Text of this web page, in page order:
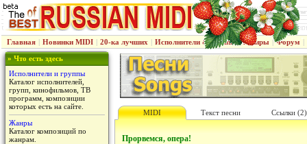
Главная | Новинки MIDI | 20-ка лучших | Исполнители & группы | Жанры | Форум |
» Что есть здесь
Исполнители и группы
Каталог исполнителей,
групп, кинофильмов, ТВ
программ, композиции
которых есть на сайте.
Жанры
Каталог композиций по
жанрам.
MIDI Текст песни Ссылки (2)
Прорвемся, опера!